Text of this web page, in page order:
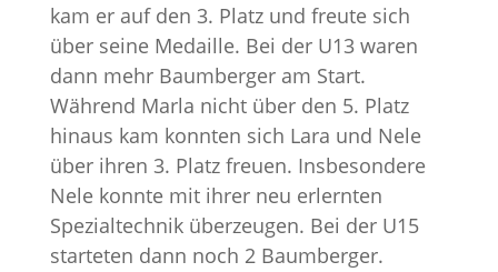
kam er auf den 3. Platz und freute sich
über seine Medaille. Bei der U13 waren
dann mehr Baumberger am Start.
Während Marla nicht über den 5. Platz
hinaus kam konnten sich Lara und Nele
über ihren 3. Platz freuen. Insbesondere
Nele konnte mit ihrer neu erlernten
Spezial­technik überzeugen. Bei der U15
starteten dann noch 2 Baumberger.